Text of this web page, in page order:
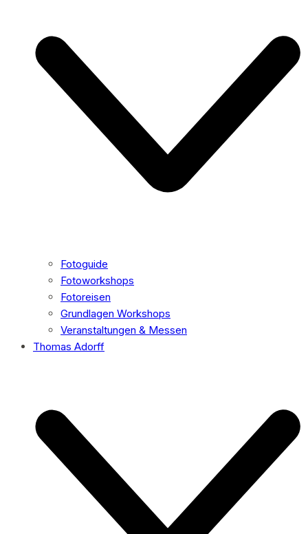
Fotoguide
Fotoworkshops
Fotoreisen
Grundlagen Workshops
Veranstaltungen & Messen
Thomas Adorff